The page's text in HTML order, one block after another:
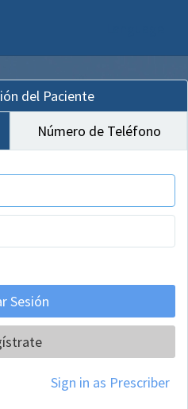
del Paciente
Número de Teléfono
Sign in as Prescriber